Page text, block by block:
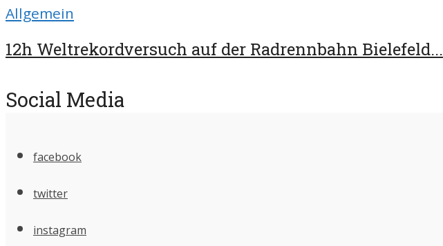
Allgemein
12h Weltrekordversuch auf der Radrennbahn Bielefeld...
Social Media
facebook
twitter
instagram